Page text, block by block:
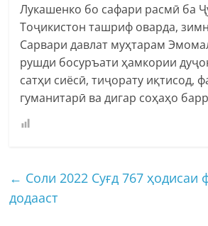
Лукашенко бо сафари расмӣ ба
Тоҷикистон ташриф оварда,
Сарвари давлат муҳтарам
рушди босуръати ҳамкории
сатҳи сиёсӣ, тиҷорату иқтисод,
гуманитарӣ ва дигар соҳаҳо
← Соли 2022 Суғд 767 ҳодисаи
додааст